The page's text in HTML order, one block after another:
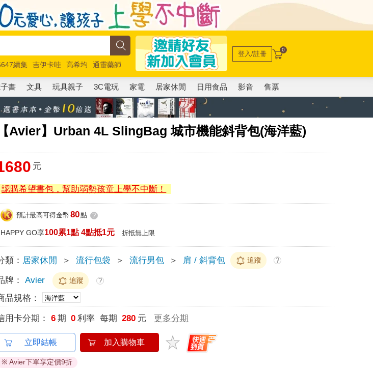
續集 吉伊卡哇 高希均
通靈藥師
動員5 超慢跑
登入/註冊 0
書 文具 玩具親子 3C電玩 家電 居家休閒 日用食品 影音 售票
【Avier】Urban 4L SlingBag 城市機能斜背包(海洋藍)
元
認購希望書包，幫助弱勢孩童上學不中斷！
預計最高可得金幣 80點 ?
HAPPY GO享100累1點 4點抵1元 折抵無上限
類： 居家休閒 ＞ 流行包袋 ＞ 流行男包 ＞ 肩 / 斜背包 追蹤 ?
牌： Avier 追蹤 ?
品規格：
用卡分期： 6 期 0 利率 每期 280 元 更多分期
立即結帳 加入購物車
※ Avier下單享定價9折